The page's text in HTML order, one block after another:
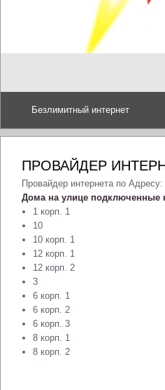
Безлимитный интернет
ПРОВАЙДЕР
Провайдер интернета по
Дома на улице подключенные
1 корп. 1
10
10 корп. 1
12 корп. 1
12 корп. 2
3
6 корп. 1
6 корп. 2
6 корп. 3
8 корп. 1
8 корп. 2